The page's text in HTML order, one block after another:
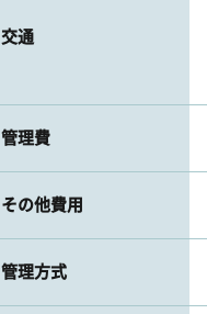
交通
管理費
その他費用
管理方式